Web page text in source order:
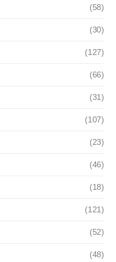
(58)
(30)
(127)
(66)
(31)
(107)
(23)
(46)
(18)
(121)
(52)
(48)